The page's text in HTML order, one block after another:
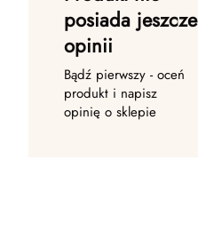
posiada jeszcze
opinii
Bądź pierwszy - oceń
produkt i napisz
opinię o sklepie